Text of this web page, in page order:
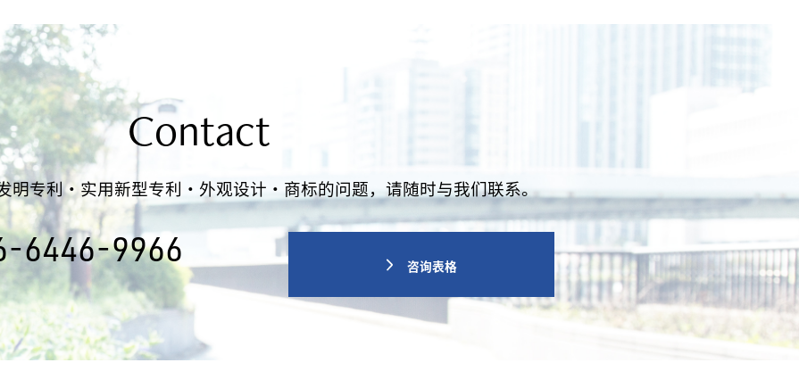
Contact
明专利・实用新型专利・外观设计・商标的问题，请随时与我们联系。
6446-9966 咨询表格